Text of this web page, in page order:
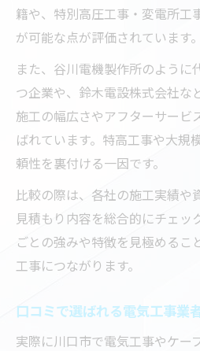
籍や、特別高圧工事・変電所工
が可能な点が評価されています。
また、谷川電機製作所のように
つ企業や、鈴木電設株式会社な
施工の幅広さやアフターサービ
ばれています。特高工事や大規
頼性を裏付ける一因です。
比較の際は、各社の施工実績や
見積もり内容を総合的にチェッ
ごとの強みや特徴を見極めるこ
工事につながります。
口コミで選ばれる電気工事業
実際に川口市で電気工事やケー